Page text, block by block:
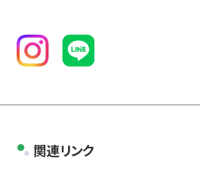
関連リンク